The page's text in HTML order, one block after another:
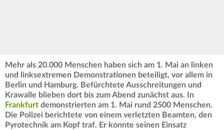
Mehr als 20.000 Menschen haben sich am 1. Mai an linken
und linksextremen Demonstrationen beteiligt, vor allem in
Berlin und Hamburg. Befürchtete Ausschreitungen und
Krawalle blieben dort bis zum Abend zunächst aus.
In
Frankfurt demonstrierten am 1. Mai rund 2500 Menschen.
Die Polizei berichtete von einem verletzten Beamten, den
Pyrotechnik am Kopf traf. Er konnte seinen Einsatz